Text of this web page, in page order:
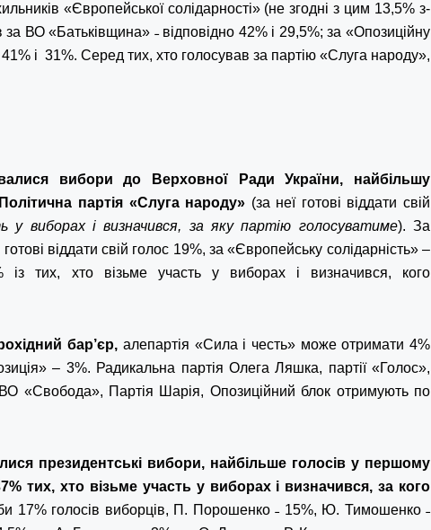
«Європейської солідарності» (не згодні з цим 13,5% з-
ВО «Батьківщина» ˗ відповідно 42% і 29,5%; за «Опозиційну
і 31%. Серед тих, хто голосував за партію «Слуга народу»,
вибори до Верховної Ради України, найбільшу
партія «Слуга народу» (за неї готові віддати свій
у виборах і визначився, за яку партію голосуватиме). За
віддати свій голос 19%, за «Європейську солідарність» –
тих, хто візьме участь у виборах і визначився, кого
бар’єр, алепартія «Сила і честь» може отримати 4%
– 3%. Радикальна партія Олега Ляшка, партії «Голос»,
ВО «Свобода», Партія Шарія, Опозиційний блок отримують по
президентські вибори, найбільше голосів у першому
тих, хто візьме участь у виборах і визначився, за кого
17% голосів виборців, П. Порошенко ˗ 15%, Ю. Тимошенко ˗